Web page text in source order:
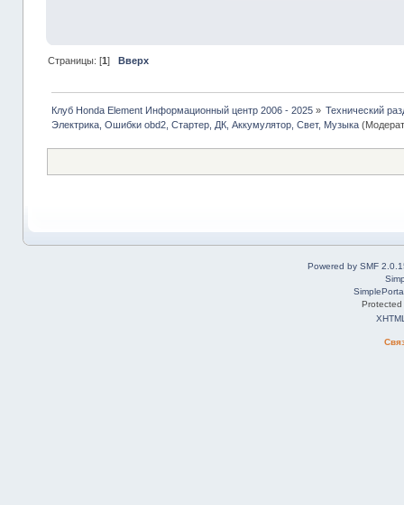
Страницы: [1] Вверх
Клуб Honda Element Информационный центр 2006 - 2025» Технический
Электрика, Ошибки obd2, Стартер, ДК, Аккумулятор, Свет, Музыка
Powered by SMF